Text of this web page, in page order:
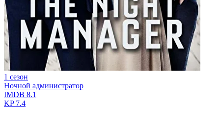
1 сезон
Ночной администратор
IMDB 8.1
KP7.4